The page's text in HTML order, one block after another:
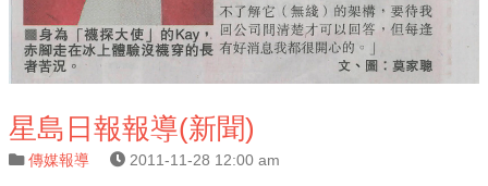
星島日報報導(新聞)
傳媒報導 2011-11-28 12:00 am